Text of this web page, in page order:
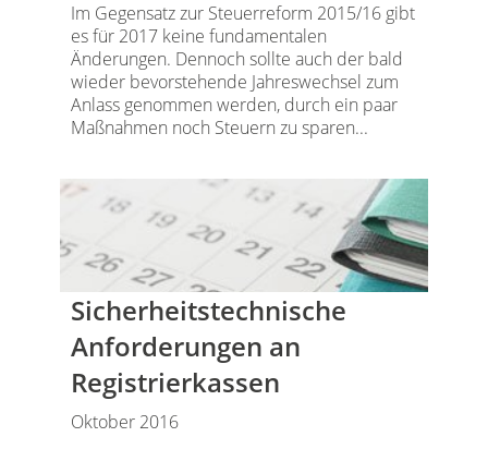
Im Gegensatz zur Steuerreform 2015/16 gibt
es für 2017 keine fundamentalen
Änderungen. Dennoch sollte auch der bald
wieder bevorstehende Jahreswechsel zum
Anlass genommen werden, durch ein paar
Maßnahmen noch Steuern zu sparen...
Sicherheitstechnische
Anforderungen an
Registrierkassen
Oktober 2016